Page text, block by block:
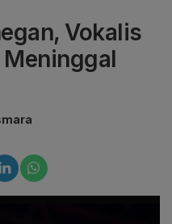
Vokalis
Meninggal